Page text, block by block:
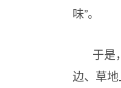
味”。
于是
边、草